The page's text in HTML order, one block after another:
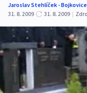
Jaroslav Stehlíček - Bojkovice
31. 8. 2009
31. 8. 2009 |